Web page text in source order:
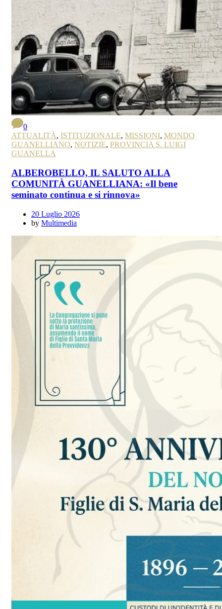
0
ATTUALITÀ, ISTITUZIONALE, MISSIONI, MONDO
GUANELLIANO, NOTIZIE, PROVINCIA S. LUIGI
GUANELLA
ALBEROBELLO, IL SALUTO ALLA
COMUNITÀ GUANELLIANA: «Il bene
seminato continua e si rinnova»
20 Luglio 2026
by Multimedia